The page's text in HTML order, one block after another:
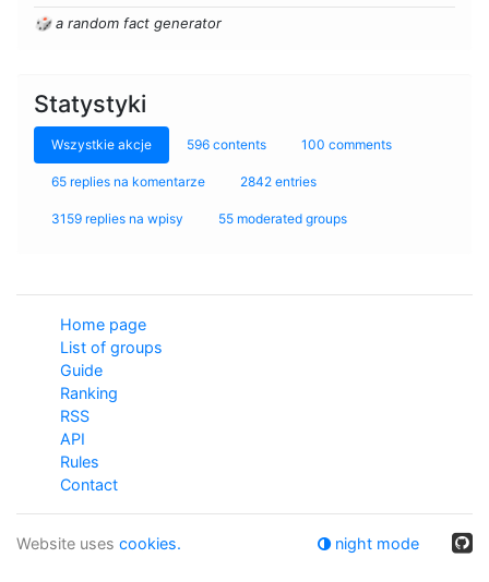
🎲 a random fact generator
Statystyki
Wszystkie akcje 596 contents 100 comments
65 replies na komentarze 2842 entries
3159 replies na wpisy 55 moderated groups
Home page
List of groups
Guide
Ranking
RSS
API
Rules
Contact
Website uses cookies. night mode